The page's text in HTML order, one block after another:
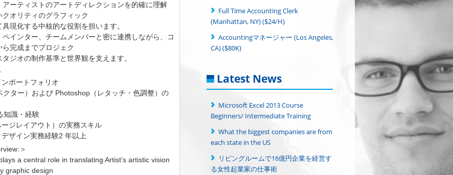
アーティストのアートディレクションを的確に理解
クオリティのグラフィック
現化する中核的な役割を担います。
ペインター、チームメンバーと密に連携しながら、コ
ら完成までプロジェク
タジオの制作基準と世界観を支えます。
ポートフォリオ
クター）および Photoshop（レタッチ・色調整）の
知識・経験
ジレイアウト）の実務スキル
デザイン実務経験2 年以上
＞
a central role in translating Artist’s artistic vision
graphic design
Full Time Accounting Clerk
(Manhattan, NY) ($24/H)
Accountingマネージャー (Los Angeles,
CA) ($80K)
Latest News
Microsoft Excel 2013 Course
Beginners/ Intermediate Training
What the biggest companies are from
each state in the US
リビングルームで16億円企業を経営す
る女性起業家の仕事術